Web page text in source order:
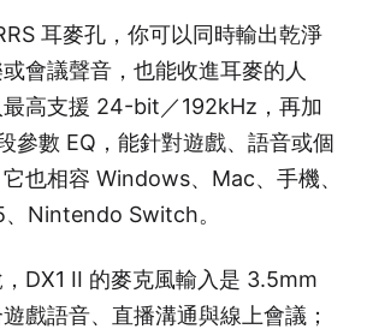
耳麥孔，你可以同時輸出乾淨
會議聲音，也能收進耳麥的人
高支援 24-bit／192kHz，再加
參數 EQ，能針對遊戲、語音或個
也相容 Windows、Mac、手機、
Nintendo Switch。
DX1 II 的麥克風輸入是 3.5mm
戲語音、直播溝通與線上會議；